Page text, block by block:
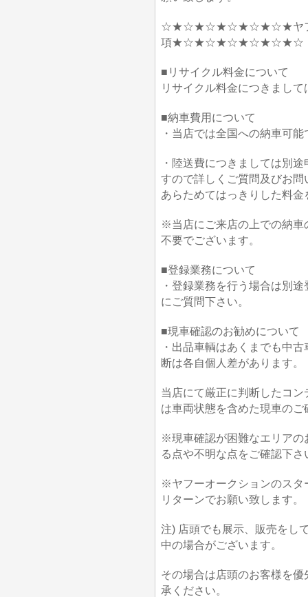
☆★☆★☆★☆★☆★☆★ヤフーオ
項★☆★☆★☆★☆★☆★☆
■リサイクル料金について
リサイクル料金につきまし
■納車費用について
・当店では全国への納車可
・陸送費につきましては別
すので詳しくご質問及びお
あらためてはっきりした料
※当店にご来店の上での納車
不要でございます。
■登録業務について
・登録業務を行う場合は別
にご質問下さい。
■現車確認のお勧めについて
・出品車輌はあくまでも中
断は各自個人差があります。
当店にて厳正に判断したコ
は車両状態を含めた現車の
※現車確認が困難なエリアの
る点や不明な点をご確認下さ
※ヤフーオークションのスタ
リターンでお願い致します。
注) 店頭でも展示、販売をし
中の場合がございます。
その場合は店頭のお客様を
承ください。